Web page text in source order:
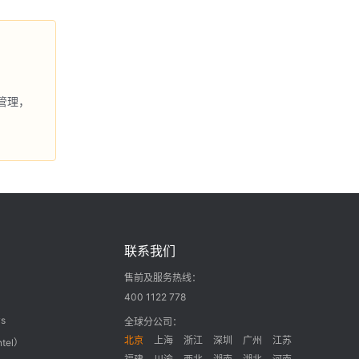
，
）
联系我们
售前及服务热线：
400 1122 778
全球分公司：
北京
上海 浙江 深圳 广州
江苏